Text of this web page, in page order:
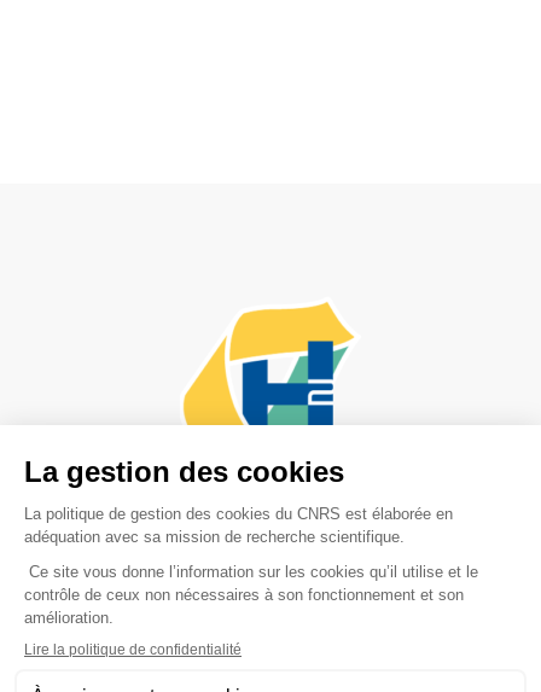
Adresse postale :
PEPR-H2,
17 rue des Martyrs